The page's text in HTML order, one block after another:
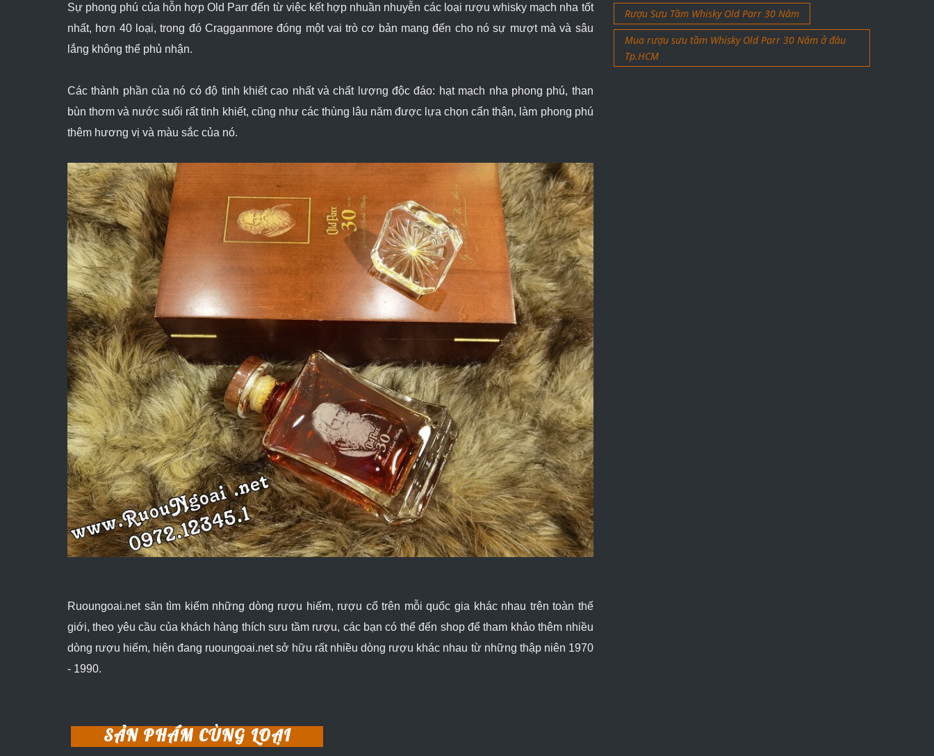
Sự phong phú của hỗn hợp Old Parr đến từ việc kết hợp nhuần nhuyễn các loại rượu whisky mạch nha tốt
nhất, hơn 40 loại, trong đó Cragganmore đóng một vai trò cơ bản mang đến cho nó sự mượt mà và sâu
lắng không thể phủ nhận.
Các thành phần của nó có độ tinh khiết cao nhất và chất lượng độc đáo: hạt mạch nha phong phú, than
bùn thơm và nước suối rất tinh khiết, cũng như các thùng lâu năm được lựa chọn cẩn thận, làm phong phú
thêm hương vị và màu sắc của nó.
Ruoungoai.net săn tìm kiếm những dòng rượu hiếm, rượu cổ trên mỗi quốc gia khác nhau trên toàn thế
giới, theo yêu cầu của khách hàng thích sưu tầm rượu, các bạn có thể đến shop để tham khảo thêm nhiều
dòng rượu hiếm, hiện đang ruoungoai.net sở hữu rất nhiều dòng rượu khác nhau từ những thập niên 1970
- 1990.
SẢN PHẨM CÙNG LOẠI
Rượu Sưu Tầm Whisky Old Parr 30 Năm
Mua rượu sưu tầm Whisky Old Parr 30 Năm ở đâu
Tp.HCM